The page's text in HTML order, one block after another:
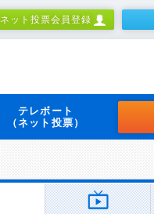
ネット投票会員登録
テレボート
（ネット投票）